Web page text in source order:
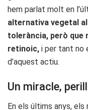
hem parlat molt en
alternativa vegetal
tolerància, però que
retinoic, i per tant no
d’aquest actiu.
Un miracle,
En els últims anys, els